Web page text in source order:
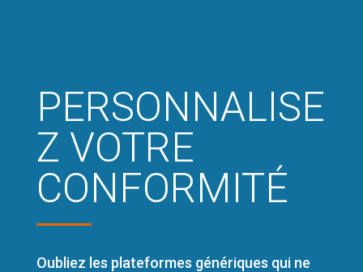
PERSONNALISE
Z VOTRE
CONFORMITÉ
Oubliez les plateformes génériques qui ne